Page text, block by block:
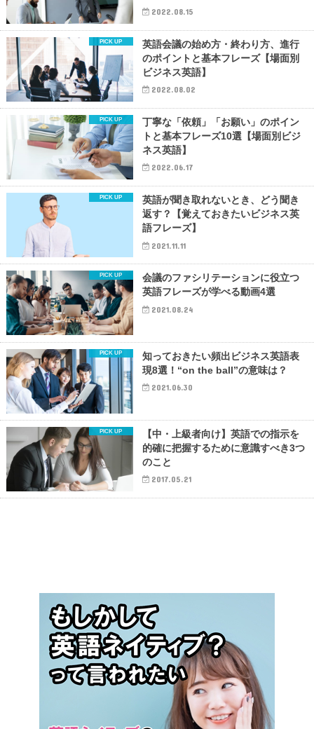
2022.08.15
英語会議の始め方・終わり方、進行
のポイントと基本フレーズ【場面別
ビジネス英語】
2022.08.02
丁寧な「依頼」「お願い」のポイン
トと基本フレーズ10選【場面別ビジ
ネス英語】
2022.06.17
英語が聞き取れないとき、どう聞き
返す？【覚えておきたいビジネス英
語フレーズ】
2021.11.11
会議のファシリテーションに役立つ
英語フレーズが学べる動画4選
2021.08.24
知っておきたい頻出ビジネス英語表
現8選！“on the ball”の意味は？
2021.06.30
【中・上級者向け】英語での指示を
的確に把握するために意識すべき3つ
のこと
2017.05.21